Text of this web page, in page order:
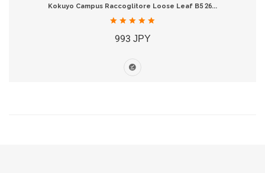
Kokuyo Campus Raccoglitore Loose Leaf B5 26...
993 JPY